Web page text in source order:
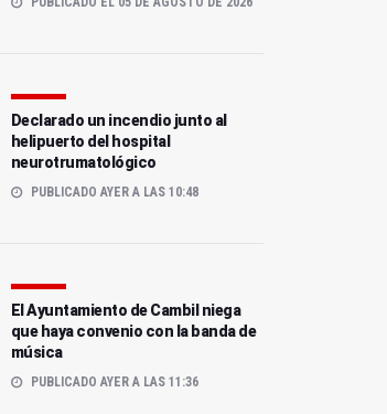
Declarado un incendio junto al
helipuerto del hospital
neurotrumatológico
PUBLICADO AYER A LAS 10:48
El Ayuntamiento de Cambil niega
que haya convenio con la banda de
música
PUBLICADO AYER A LAS 11:36